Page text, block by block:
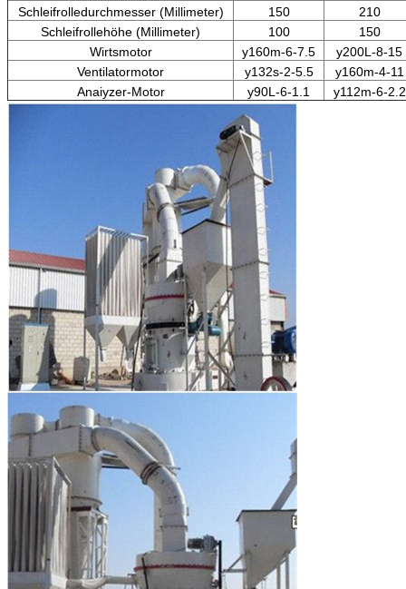
Schleifrolledurchmesser (Millimeter) 150
210
Schleifrollehöhe (Millimeter)
100
150
Wirtsmotor
y160m-6-7.5
y200L-8-15
Ventilatormotor
y132s-2-5.5
y160m-4-11
Anaiyzer-Motor
y90L-6-1.1 y112m-6-2.2